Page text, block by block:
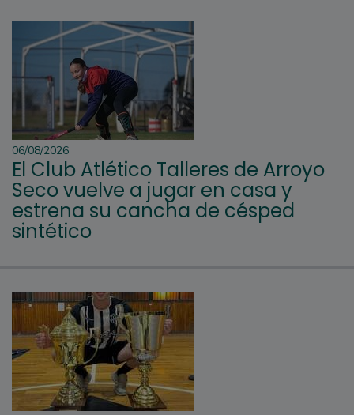
06/08/2026
El Club Atlético Talleres de Arroyo
Seco vuelve a jugar en casa y
estrena su cancha de césped
sintético